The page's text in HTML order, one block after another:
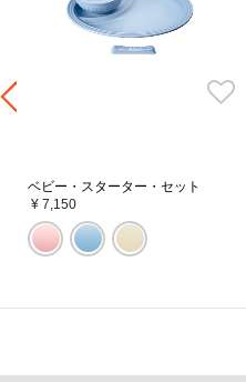
ベビー・スターター・セット
¥ 7,150